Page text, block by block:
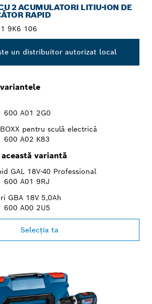
2 ACUMULATORI LITIU-ION DE
RAPID
9K6 106
un distribuitor autorizat local
600 A01 2G0
pentru sculă electrică
600 A02 K83
variantă
GAL 18V-40 Professional
600 A01 9RJ
GBA 18V 5,0Ah
600 A00 2U5
Selecţia ta